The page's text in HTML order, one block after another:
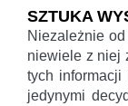
SZTUKA
Niezależnie od
niewiele z niej
tych informacji
jedynymi